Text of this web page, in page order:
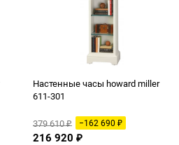
Настенные часы howard miller
611-301
379 610₽ −162 690 ₽
216 920 ₽